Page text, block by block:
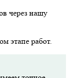
через нашу
этапе работ.